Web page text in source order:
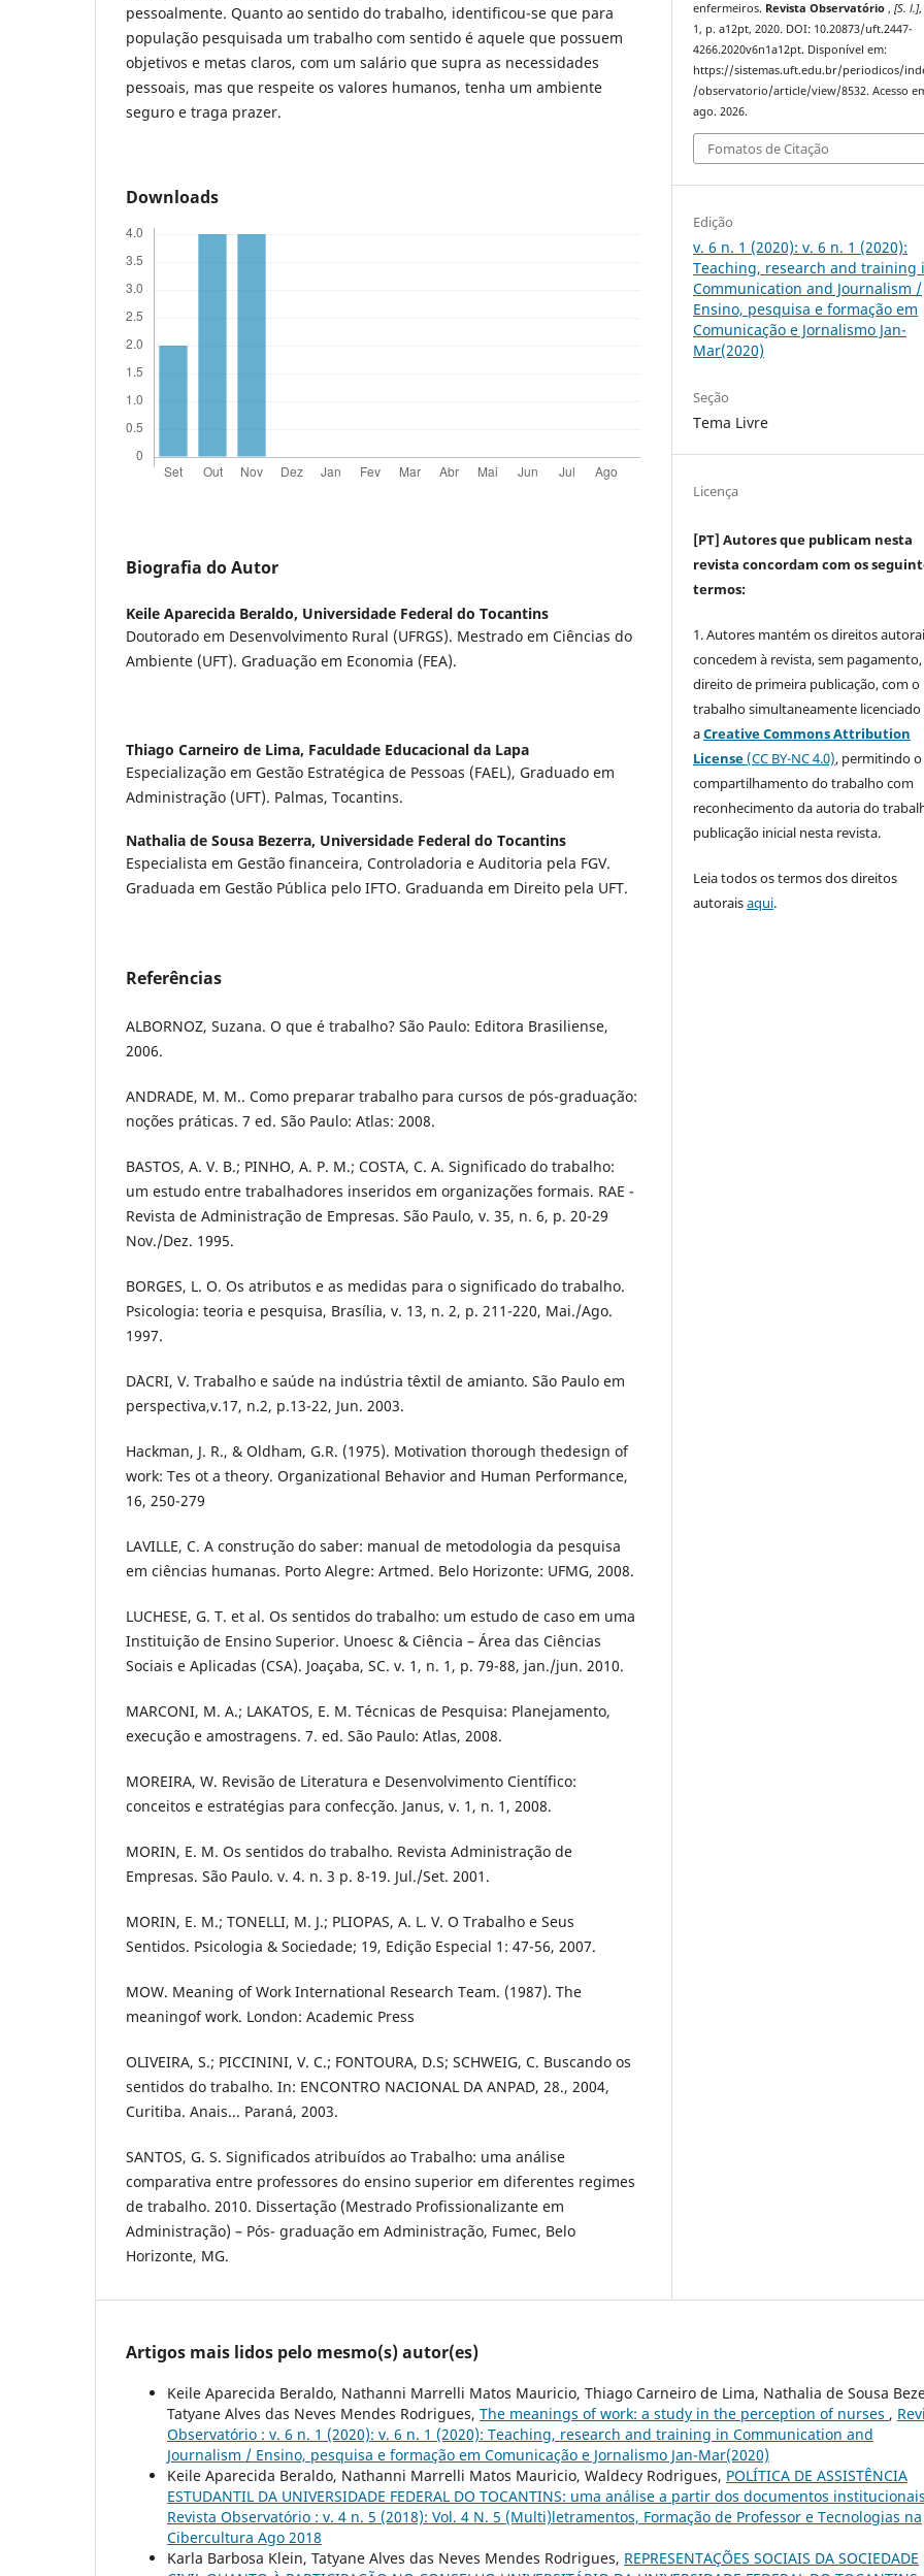
pessoalmente. Quanto ao sentido do trabalho, identificou-se que para
população pesquisada um trabalho com sentido é aquele que possuem
objetivos e metas claros, com um salário que supra as necessidades
pessoais, mas que respeite os valores humanos, tenha um ambiente
seguro e traga prazer.
Downloads
Biografia do Autor
Keile Aparecida Beraldo, Universidade Federal do Tocantins
Doutorado em Desenvolvimento Rural (UFRGS). Mestrado em Ciências do
Ambiente (UFT). Graduação em Economia (FEA).
Thiago Carneiro de Lima, Faculdade Educacional da Lapa
Especialização em Gestão Estratégica de Pessoas (FAEL), Graduado em
Administração (UFT). Palmas, Tocantins.
Nathalia de Sousa Bezerra, Universidade Federal do Tocantins
Especialista em Gestão financeira, Controladoria e Auditoria pela FGV.
Graduada em Gestão Pública pelo IFTO. Graduanda em Direito pela UFT.
Referências
ALBORNOZ, Suzana. O que é trabalho? São Paulo: Editora Brasiliense,
2006.
ANDRADE, M. M.. Como preparar trabalho para cursos de pós-graduação:
noções práticas. 7 ed. São Paulo: Atlas: 2008.
BASTOS, A. V. B.; PINHO, A. P. M.; COSTA, C. A. Significado do trabalho:
um estudo entre trabalhadores inseridos em organizações formais. RAE -
Revista de Administração de Empresas. São Paulo, v. 35, n. 6, p. 20-29
Nov./Dez. 1995.
BORGES, L. O. Os atributos e as medidas para o significado do trabalho.
Psicologia: teoria e pesquisa, Brasília, v. 13, n. 2, p. 211-220, Mai./Ago.
1997.
D`ACRI, V. Trabalho e saúde na indústria têxtil de amianto. São Paulo em
perspectiva,v.17, n.2, p.13-22, Jun. 2003.
Hackman, J. R., & Oldham, G.R. (1975). Motivation thorough thedesign of
work: Tes ot a theory. Organizational Behavior and Human Performance,
16, 250-279
LAVILLE, C. A construção do saber: manual de metodologia da pesquisa
em ciências humanas. Porto Alegre: Artmed. Belo Horizonte: UFMG, 2008.
LUCHESE, G. T. et al. Os sentidos do trabalho: um estudo de caso em uma
Instituição de Ensino Superior. Unoesc & Ciência – Área das Ciências
Sociais e Aplicadas (CSA). Joaçaba, SC. v. 1, n. 1, p. 79-88, jan./jun. 2010.
MARCONI, M. A.; LAKATOS, E. M. Técnicas de Pesquisa: Planejamento,
execução e amostragens. 7. ed. São Paulo: Atlas, 2008.
MOREIRA, W. Revisão de Literatura e Desenvolvimento Científico:
conceitos e estratégias para confecção. Janus, v. 1, n. 1, 2008.
MORIN, E. M. Os sentidos do trabalho. Revista Administração de
Empresas. São Paulo. v. 4. n. 3 p. 8-19. Jul./Set. 2001.
MORIN, E. M.; TONELLI, M. J.; PLIOPAS, A. L. V. O Trabalho e Seus
Sentidos. Psicologia & Sociedade; 19, Edição Especial 1: 47-56, 2007.
MOW. Meaning of Work International Research Team. (1987). The
meaningof work. London: Academic Press
OLIVEIRA, S.; PICCININI, V. C.; FONTOURA, D.S; SCHWEIG, C. Buscando os
sentidos do trabalho. In: ENCONTRO NACIONAL DA ANPAD, 28., 2004,
Curitiba. Anais... Paraná, 2003.
SANTOS, G. S. Significados atribuídos ao Trabalho: uma análise
comparativa entre professores do ensino superior em diferentes regimes
de trabalho. 2010. Dissertação (Mestrado Profissionalizante em
Administração) – Pós- graduação em Administração, Fumec, Belo
Horizonte, MG.
enfermeiros. Revista Observatório,[S. l.]
1, p. a12pt, 2020. DOI: 10.20873/uft.2447-
4266.2020v6n1a12pt. Disponível em:
https://sistemas.uft.edu.br/periodicos/
/observatorio/article/view/8532. Acesso
ago. 2026.
Fomatos de Citação
Edição
v. 6 n. 1 (2020): v. 6 n. 1 (2020):
Teaching, research and training
Communication and Journalism /
Ensino, pesquisa e formação em
Comunicação e Jornalismo Jan-
Mar(2020)
Seção
Tema Livre
Licença
[PT] Autores que publicam nesta
revista concordam com os
termos:
1. Autores mantém os direitos
concedem à revista, sem
direito de primeira publicação, com o
trabalho simultaneamente licenciado
aCreative Commons Attribution
License(CC BY-NC 4.0), permitindo o
compartilhamento do trabalho com
reconhecimento da autoria do
publicação inicial nesta revista.
Leia todos os termos dos direitos
autoraisaqui.
Artigos mais lidos pelo mesmo(s) autor(es)
Keile Aparecida Beraldo, Nathanni Marrelli Matos Mauricio, Thiago Carneiro de Lima, Nathalia de Sousa
Tatyane Alves das Neves Mendes Rodrigues, The meanings of work: a study in the perception of nurses ,
Observatório : v. 6 n. 1 (2020): v. 6 n. 1 (2020): Teaching, research and training in Communication and
Journalism / Ensino, pesquisa e formação em Comunicação e Jornalismo Jan-Mar(2020)
Keile Aparecida Beraldo, Nathanni Marrelli Matos Mauricio, Waldecy Rodrigues, POLÍTICA DE ASSISTÊNCIA
ESTUDANTIL DA UNIVERSIDADE FEDERAL DO TOCANTINS: uma análise a partir dos documentos
Revista Observatório : v. 4 n. 5 (2018): Vol. 4 N. 5 (Multi)letramentos, Formação de Professor e Tecnologias na
Cibercultura Ago 2018
Karla Barbosa Klein, Tatyane Alves das Neves Mendes Rodrigues, REPRESENTAÇÕES SOCIAIS DA SOCIEDADE